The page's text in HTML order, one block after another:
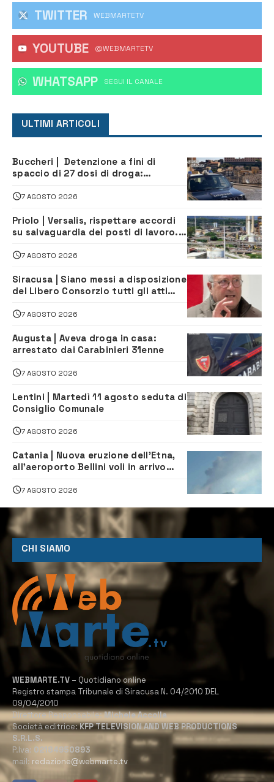
TWITTER WEBMARTETV
YOUTUBE @WEBMARTETV
WHATSAPP ‎SEGUI IL CANALE
ULTIMI ARTICOLI
Buccheri | Detenzione a fini di
spaccio di 27 dosi di droga:
7 AGOSTO 2026
Priolo | Versalis, rispettare accordi
su salvaguardia dei posti di lavoro. Il
7 AGOSTO 2026
Siracusa | Siano messi a disposizione
del Libero Consorzio tutti gli atti
7 AGOSTO 2026
Augusta | Aveva droga in casa:
arrestato dai Carabinieri 31enne
7 AGOSTO 2026
Lentini | Martedì 11 agosto seduta di
Consiglio Comunale
7 AGOSTO 2026
Catania | Nuova eruzione dell’Etna,
all’aeroporto Bellini voli in arrivo
7 AGOSTO 2026
CHI SIAMO
WEBMARTE.TV – Quotidiano online
Registro stampa Tribunale di Siracusa N. 04/2010 DEL
09/04/2010
Direttore Responsabile:Michele Accolla
Società editrice:KFP TELEVISION AND WEB PRODUCTIONS
S.R.L.S.
P.Iva: 02184950893
mail: redazione@webmarte.tv